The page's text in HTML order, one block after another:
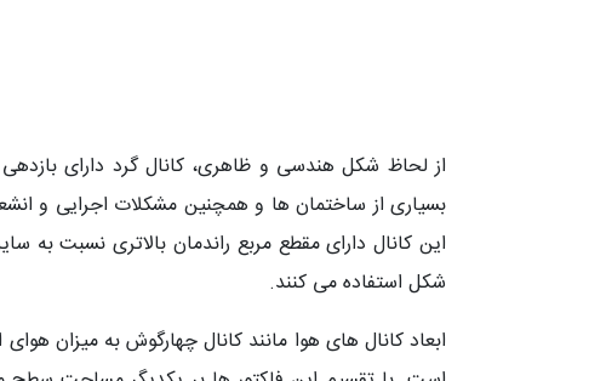
از لحاظ شکل هندسی و ظاهری، کانال گرد دارای
بسیاری از ساختمان ها و همچنین مشکلات اجرایی و
این کانال دارای مقطع مربع راندمان بالاتری نسبت به
شکل استفاده می کنند.